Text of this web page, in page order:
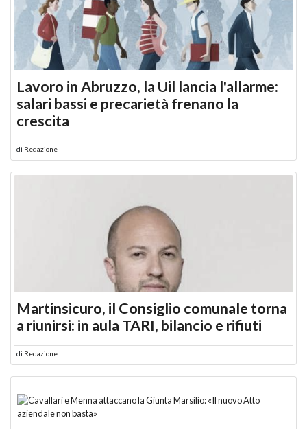
Lavoro in Abruzzo, la Uil lancia l'allarme:
salari bassi e precarietà frenano la
crescita
di Redazione
Martinsicuro, il Consiglio comunale torna
a riunirsi: in aula TARI, bilancio e rifiuti
di Redazione